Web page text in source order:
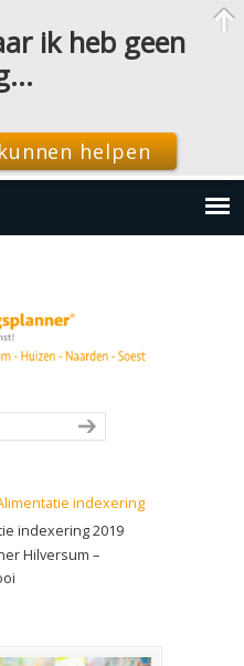
indexering
indexering 2019
Hilversum –
ik heb geen
helpen